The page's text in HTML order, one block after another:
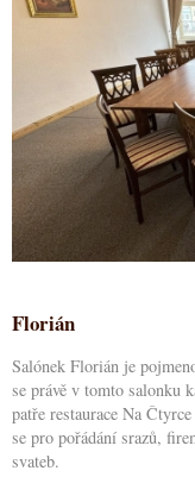
Florián
Salónek Florián je
se právě v tomto salonku
patře restaurace Na
se pro pořádání srazů,
svateb.